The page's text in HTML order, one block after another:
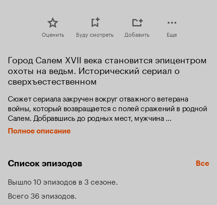
Оценить Буду смотреть Добавить Еще
Город Салем XVII века становится эпицентром
охоты на ведьм. Исторический сериал о
сверхъестественном
Сюжет сериала закручен вокруг отважного ветерана
войны, который возвращается с полей сражений в родной
Салем. Добравшись до родных мест, мужчина
обнаруживает, что все местное население охвачено
безумием охоты на «ведьм».
Полное описание
Список эпизодов Все
Вышло 10 эпизодов в 3 сезоне
Всего 36 эпизодов